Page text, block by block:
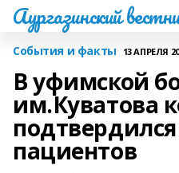
Аургазинский
События и факты 13 АПРЕЛЯ
В уфимской
им.Куватова
подтвердился
пациентов